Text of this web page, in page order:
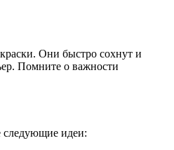
Они быстро сохнут и
Помните о важности
следующие идеи: